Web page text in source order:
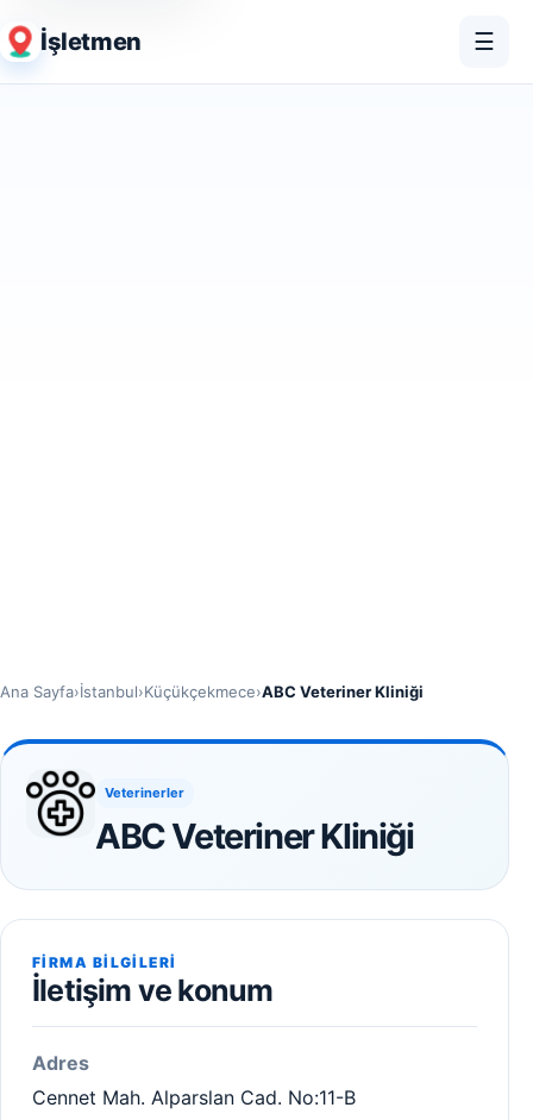
İşletmen ☰
Ana Sayfa›İstanbul›Küçükçekmece›ABC Veteriner Kliniği
Veterinerler
ABC Veteriner Kliniği
FIRMA BILGILERI
İletişim ve konum
Adres
Cennet Mah. Alparslan Cad. No:11-B